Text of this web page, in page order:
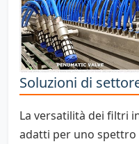
Soluzioni di
La versatilità dei filtri
adatti per uno spettro